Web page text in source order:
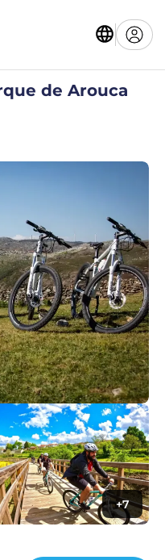
de Arouca
+7